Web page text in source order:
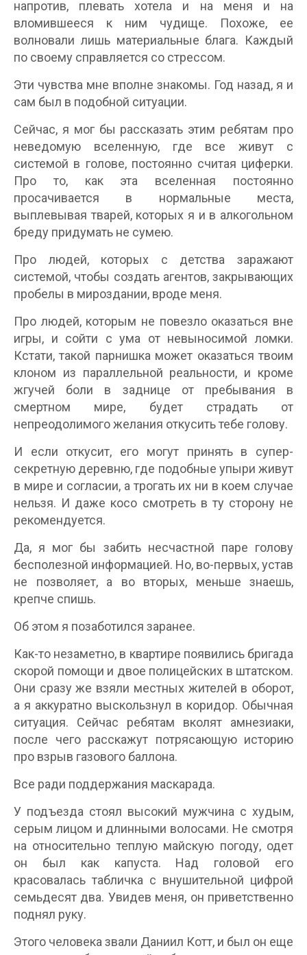
напротив, плевать хотела и на меня и на
вломившееся к ним чудище. Похоже, ее
волновали лишь материальные блага. Каждый
по своему справляется со стрессом.
Эти чувства мне вполне знакомы. Год назад, я и
сам был в подобной ситуации.
Сейчас, я мог бы рассказать этим ребятам про
неведомую вселенную, где все живут с
системой в голове, постоянно считая циферки.
Про то, как эта вселенная постоянно
просачивается в нормальные места,
выплевывая тварей, которых я и в алкогольном
бреду придумать не сумею.
Про людей, которых с детства заражают
системой, чтобы создать агентов, закрывающих
пробелы в мироздании, вроде меня.
Про людей, которым не повезло оказаться вне
игры, и сойти с ума от невыносимой ломки.
Кстати, такой парнишка может оказаться твоим
клоном из параллельной реальности, и кроме
жгучей боли в заднице от пребывания в
смертном мире, будет страдать от
непреодолимого желания откусить тебе голову.
И если откусит, его могут принять в супер-
секретную деревню, где подобные упыри живут
в мире и согласии, а трогать их ни в коем случае
нельзя. И даже косо смотреть в ту сторону не
рекомендуется.
Да, я мог бы забить несчастной паре голову
бесполезной информацией. Но, во-первых, устав
не позволяет, а во вторых, меньше знаешь,
крепче спишь.
Об этом я позаботился заранее.
Как-то незаметно, в квартире появились бригада
скорой помощи и двое полицейских в штатском.
Они сразу же взяли местных жителей в оборот,
а я аккуратно выскользнул в коридор. Обычная
ситуация. Сейчас ребятам вколят амнезиаки,
после чего расскажут потрясающую историю
про взрыв газового баллона.
Все ради поддержания маскарада.
У подъезда стоял высокий мужчина с худым,
серым лицом и длинными волосами. Не смотря
на относительно теплую майскую погоду, одет
он был как капуста. Над головой его
красовалась табличка с внушительной цифрой
семьдесят два. Увидев меня, он приветственно
поднял руку.
Этого человека звали Даниил Котт, и был он еще